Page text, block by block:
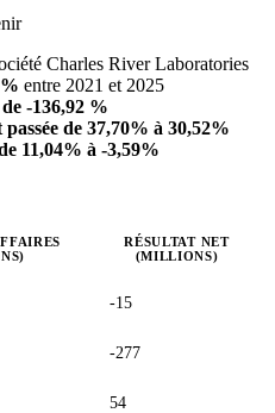
Charles River Laboratories
entre 2021 et 2025
-136,92 %
passée de 37,70% à 30,52%
11,04% à -3,59%
RÉSULTAT NET
(MILLIONS)
-15
-277
54